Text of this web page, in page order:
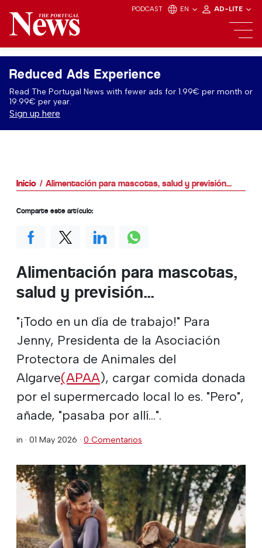
PODCAST EN AD-LITE
Reduced Ads Experience
Read The Portugal News with fewer ads for 1.99€ per month or
19.99€ per year.
Sign up here
Inicio Alimentación para mascotas, salud y previsión...
Alimentación para mascotas,
salud y previsión...
"¡Todo en un día de trabajo!" Para
Jenny, Presidenta de la Asociación
Protectora de Animales del
Algarve(APAA), cargar comida donada
por el supermercado local lo es. "Pero",
añade, "pasaba por allí...".
in · 01 May 2026 · 0 Comentarios
Comparte este artículo: